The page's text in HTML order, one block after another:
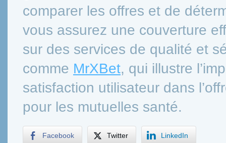
comparer les offres et de
vous assurez une couverture
sur des services de qualité et
comme MrXBet, qui illustre
satisfaction utilisateur dans
pour les mutuelles santé.
Facebook Twitter LinkedIn